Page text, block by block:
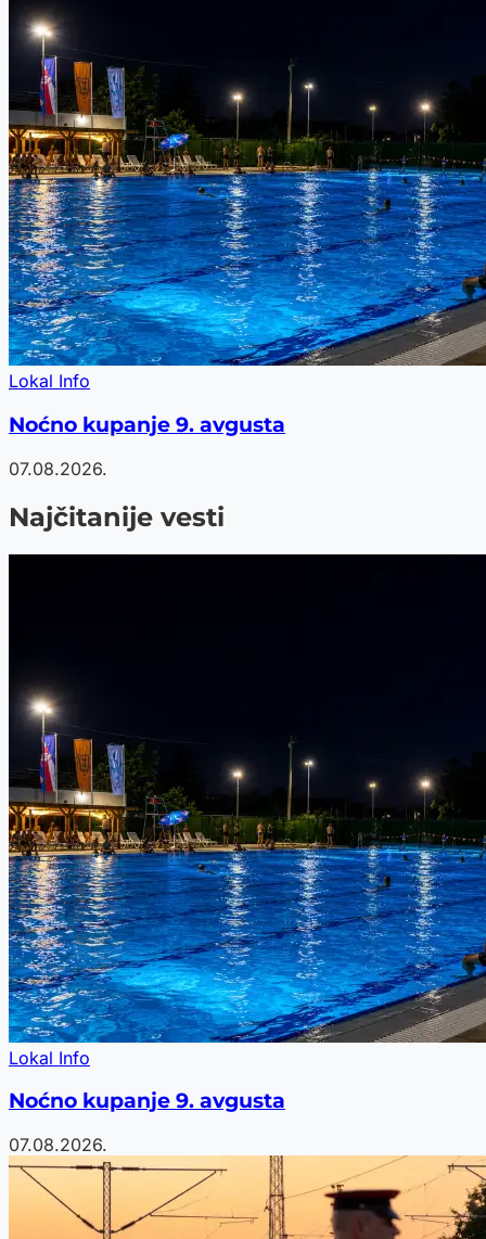
Lokal Info
Noćno kupanje 9. avgusta
07.08.2026.
Najčitanije vesti
Lokal Info
Noćno kupanje 9. avgusta
07.08.2026.